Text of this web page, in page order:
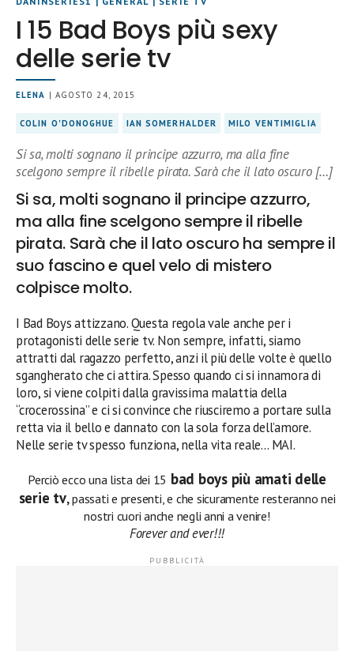
I 15 Bad Boys più sexy
delle serie tv
ELENA | AGOSTO 24, 2015
COLIN O'DONOGHUE IAN SOMERHALDER MILO VENTIMIGLIA
Si sa, molti sognano il principe azzurro, ma alla fine
scelgono sempre il ribelle pirata. Sarà che il lato oscuro […]
Si sa, molti sognano il principe azzurro,
ma alla fine scelgono sempre il ribelle
pirata. Sarà che il lato oscuro ha sempre il
suo fascino e quel velo di mistero
colpisce molto.
I Bad Boys attizzano. Questa regola vale anche per i
protagonisti delle serie tv. Non sempre, infatti, siamo
attratti dal ragazzo perfetto, anzi il più delle volte è quello
sgangherato che ci attira. Spesso quando ci si innamora di
loro, si viene colpiti dalla gravissima malattia della
“crocerossina” e ci si convince che riusciremo a portare sulla
retta via il bello e dannato con la sola forza dell’amore.
Nelle serie tv spesso funziona, nella vita reale… MAI.
Perciò ecco una lista dei 15 bad boys più amati delle
serie tv,passati e presenti, e che sicuramente resteranno nei
nostri cuori anche negli anni a venire!
Forever and ever!!!